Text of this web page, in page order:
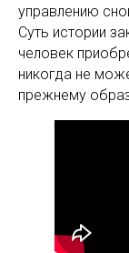
управлению
Суть истории
человек
никогда не
прежнему